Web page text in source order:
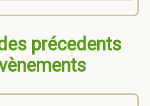
précedents